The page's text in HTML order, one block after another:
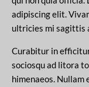
adipiscing elit.
ultricies mi sagittis
Curabitur in
sociosqu ad litora
himenaeos. Nullam